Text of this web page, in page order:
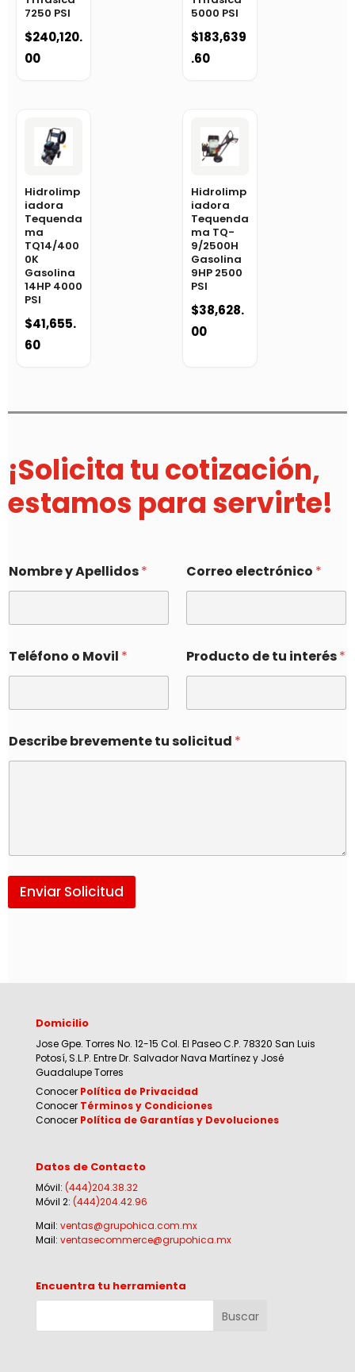
7250 PSI
$240,120.
00
5000 PSI
$183,639
.60
Hidrolimp
iadora
Tequenda
ma
TQ14/400
0K
Gasolina
14HP 4000
PSI
$41,655.
60
Hidrolimp
iadora
Tequenda
ma TQ-
9/2500H
Gasolina
9HP 2500
PSI
$38,628.
00
¡Solicita tu cotización,
estamos para servirte!
Nombre y Apellidos* Correo electrónico *
Teléfono o Movil * Producto de tu interés*
Describe brevemente tu solicitud *
Enviar Solicitud
Domicilio
Jose Gpe. Torres No. 12-15 Col. El Paseo C.P. 78320 San Luis
Potosí, S.L.P. Entre Dr. Salvador Nava Martínez y José
Guadalupe Torres
Conocer Política de Privacidad
Conocer Términos y Condiciones
Conocer Política de Garantías y Devoluciones
Datos de Contacto
Móvil: (444)204.38.32
Móvil 2: (444)204.42.96
Mail: ventas@grupohica.com.mx
Mail: ventasecommerce@grupohica.mx
Encuentra tu herramienta